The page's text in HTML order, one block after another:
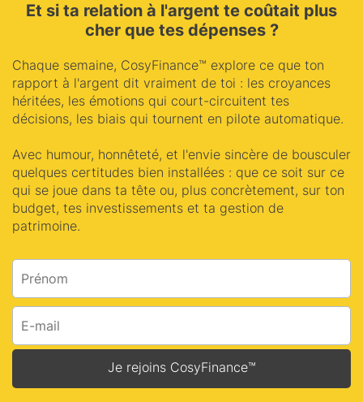
Et si ta relation à l'argent te coûtait plus
cher que tes dépenses ?
Chaque semaine, CosyFinance™ explore ce que ton
rapport à l'argent dit vraiment de toi : les croyances
héritées, les émotions qui court-circuitent tes
décisions, les biais qui tournent en pilote automatique.
Avec humour, honnêteté, et l'envie sincère de bousculer
quelques certitudes bien installées : que ce soit sur ce
qui se joue dans ta tête ou, plus concrètement, sur ton
budget, tes investissements et ta gestion de
patrimoine.
Je rejoins CosyFinance™